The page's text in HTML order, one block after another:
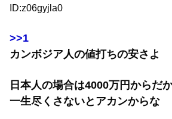
ID:z06gyjla0
>>1
カンボジア人の値打ちの安さよ
日本人の場合は4000万円からだ
一生尽くさないとアカンからな